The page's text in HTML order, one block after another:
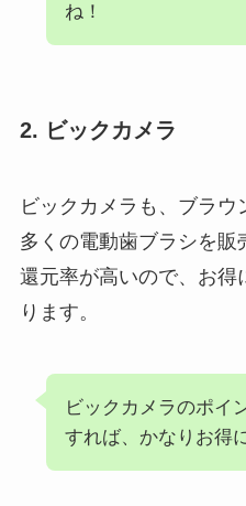
ね！
2. ビックカメラ
ビックカメラも、ブラ
多くの電動歯ブラシを販
還元率が高いので、お得
ります。
ビックカメラのポイ
すれば、かなりお得